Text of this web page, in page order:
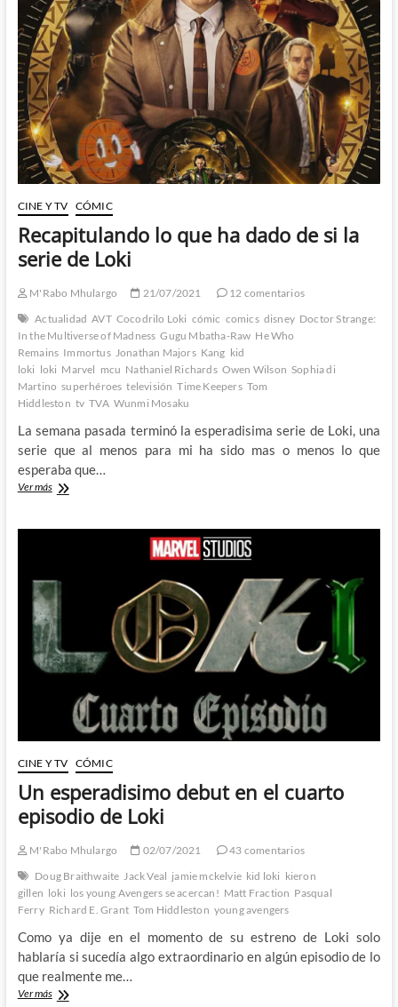
¿Por
ahora?
Alcanzando
su
propósito
glorioso
CINE Y TV CÓMIC
Recapitulando lo que ha dado de si la
serie de Loki
M'Rabo Mhulargo 21/07/2021
12 comentarios
Actualidad AVT Cocodrilo Loki cómic comics disney Doctor Strange:
In the Multiverse of Madness Gugu Mbatha-Raw He Who
Remains Immortus Jonathan Majors Kang kid
loki loki Marvel mcu Nathaniel Richards Owen Wilson Sophia di
Martino superhéroes televisión Time Keepers Tom
Hiddleston tv TVA Wunmi Mosaku
La semana pasada terminó la esperadisima serie de Loki, una
serie que al menos para mi ha sido mas o menos lo que
esperaba que…
Ver másRecapitulando
si
la
serie
de
Loki
CINE Y TV CÓMIC
Un esperadisimo debut en el cuarto
episodio de Loki
M'Rabo Mhulargo 02/07/2021
43 comentarios
Doug Braithwaite Jack Veal jamie mckelvie kid loki kieron
gillen loki los young Avengers se acercan! Matt Fraction Pasqual
Ferry Richard E. Grant Tom Hiddleston young avengers
Como ya dije en el momento de su estreno de Loki solo
hablaría si sucedía algo extraordinario en algún episodio de lo
que realmente me…
Ver másUn